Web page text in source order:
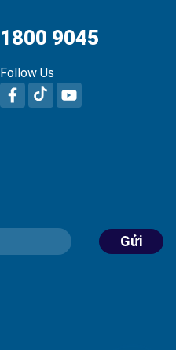
1800 9045
Follow Us
Gửi